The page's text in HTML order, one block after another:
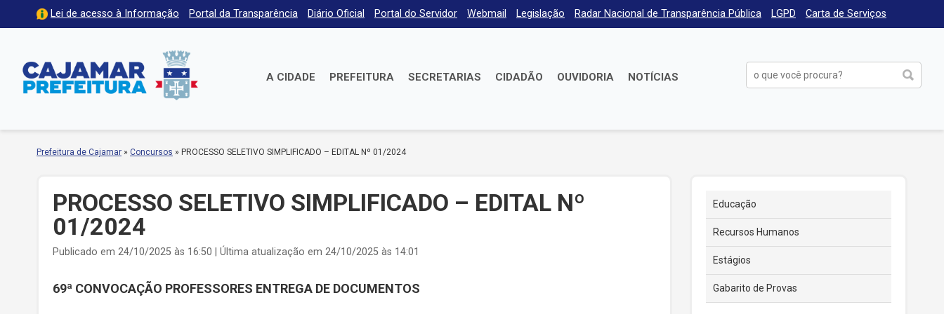
Lei de acesso à Informação Portal da Transparência Diário Oficial Portal do Servidor Webmail Legislação Radar Nacional de Transparência Pública LGPD Carta de Serviços
A CIDADE PREFEITURA SECRETARIAS CIDADÃO OUVIDORIA NOTÍCIAS
Prefeitura de Cajamar » Concursos » PROCESSO SELETIVO SIMPLIFICADO – EDITAL Nº 01/2024
PROCESSO SELETIVO SIMPLIFICADO – EDITAL Nº
01/2024
Publicado em 24/10/2025 às 16:50 | Última atualização em 24/10/2025 às 14:01
69ª CONVOCAÇÃO PROFESSORES ENTREGA DE DOCUMENTOS
Educação
Recursos Humanos
Estágios
Gabarito de Provas